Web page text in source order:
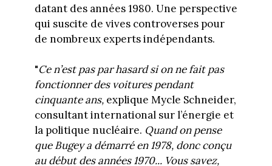
datant des années 1980. Une perspective
qui suscite de vives controverses pour
de nombreux experts indépendants.
"Ce n’est pas par hasard si on ne fait pas
fonctionner des voitures pendant
cinquante ans, explique Mycle Schneider,
consultant international sur l’énergie et
la politique nucléaire. Quand on pense
que Bugey a démarré en 1978, donc conçu
au début des années 1970... Vous savez,